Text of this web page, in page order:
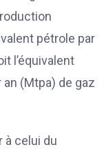
pétrole par
l’équivalent
an (Mtpa) de gaz
à celui du